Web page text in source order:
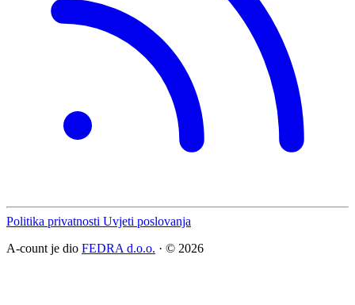
Politika privatnosti Uvjeti poslovanja
A-count je dio FEDRA d.o.o. · © 2026